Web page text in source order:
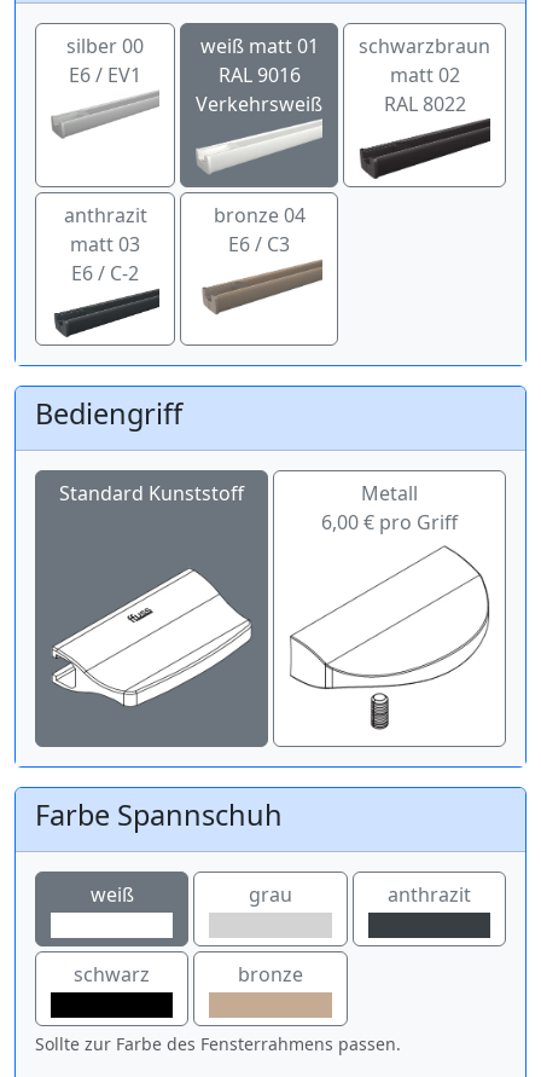
silber 00
E6 / EV1
weiß matt 01
RAL 9016
Verkehrsweiß
schwarzbraun
matt 02
RAL 8022
anthrazit
matt 03
E6 / C-2
bronze 04
E6 / C3
Bediengriff
Standard Kunststoff
Metall
6,00 € pro Griff
Farbe Spannschuh
weiß grau anthrazit
schwarz bronze
Sollte zur Farbe des Fensterrahmens passen.